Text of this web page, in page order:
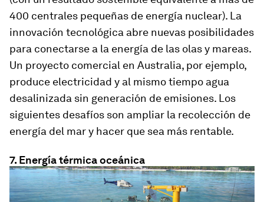
400 centrales pequeñas de energía nuclear). La
innovación tecnológica abre nuevas posibilidades
para conectarse a la energía de las olas y mareas.
Un proyecto comercial en Australia, por ejemplo,
produce electricidad y al mismo tiempo agua
desalinizada sin generación de emisiones. Los
siguientes desafíos son ampliar la recolección de
energía del mar y hacer que sea más rentable.
7. Energía térmica oceánica